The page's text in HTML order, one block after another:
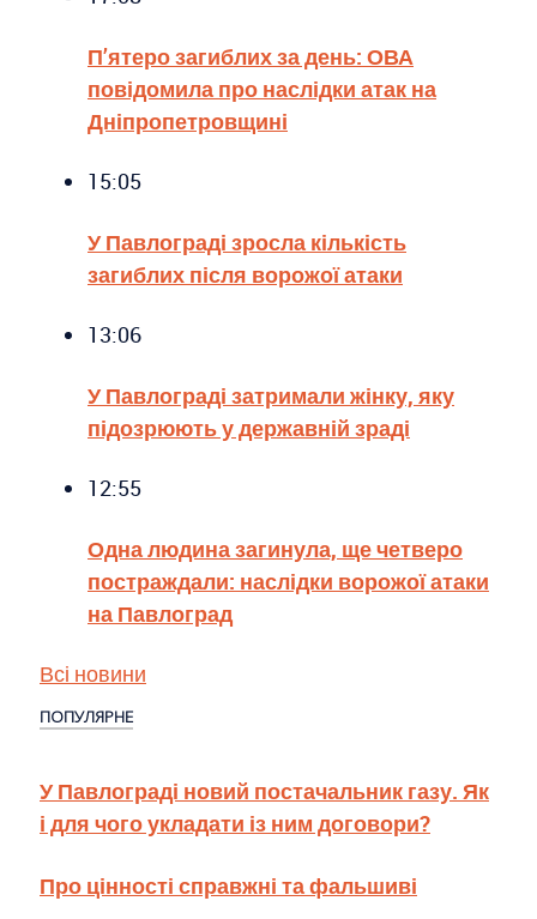
П’ятеро загиблих за день: ОВА
повідомила про наслідки атак на
Дніпропетровщині
15:05
У Павлограді зросла кількість
загиблих після ворожої атаки
13:06
У Павлограді затримали жінку, яку
підозрюють у державній зраді
12:55
Одна людина загинула, ще четверо
постраждали: наслідки ворожої атаки
на Павлоград
Всі новини
ПОПУЛЯРНЕ
У Павлограді новий постачальник газу. Як
і для чого укладати із ним договори?
Про цінності справжні та фальшиві